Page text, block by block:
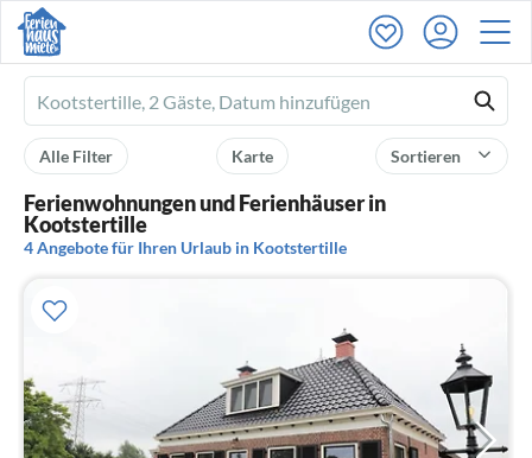
Ferienhausmiete
logo
Sortieren
Karte
Alle Filter
Ferienwohnungen und Ferienhäuser in
Kootstertille
4 Angebote für Ihren Urlaub in Kootstertille